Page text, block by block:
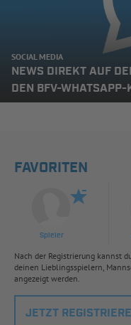
SOCIAL MEDIA
NEWS DIREKT AUF
DEN BFV-
FAVORITEN
Spieler
Nach der Registrierung kannst
deinen Lieblingsspielern,
angezeigt werden.
JETZT